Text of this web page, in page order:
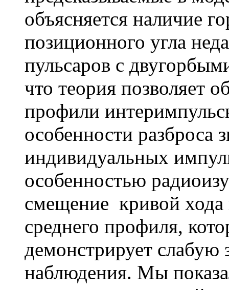
объясняется наличие
позиционного угла
пульсаров с
что теория позволяет
профили
особенности разброса
индивидуальных
особенностью
смещение кривой хода
среднего профиля,
демонстрирует слабую
наблюдения. Мы